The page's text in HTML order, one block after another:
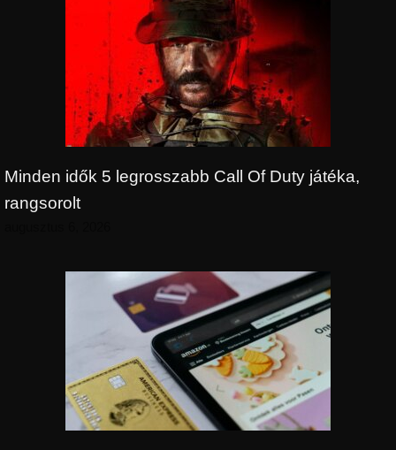
Minden idők 5 legrosszabb Call Of Duty játéka,
rangsorolt